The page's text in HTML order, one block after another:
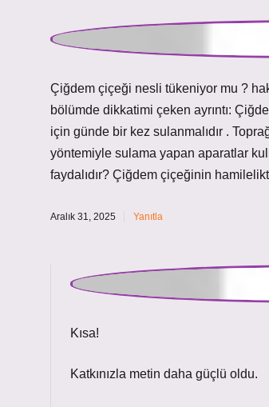
Çiğdem çiçeği nesli tükeniyor mu ?
bölümde dikkatimi çeken ayrıntı:
için günde bir kez sulanmalıdır .
yöntemiyle sulama yapan aparatlar
faydalıdır? Çiğdem çiçeğinin
Aralık 31, 2025 Yanıtla
Kısa!
Katkınızla metin daha güçlü oldu.